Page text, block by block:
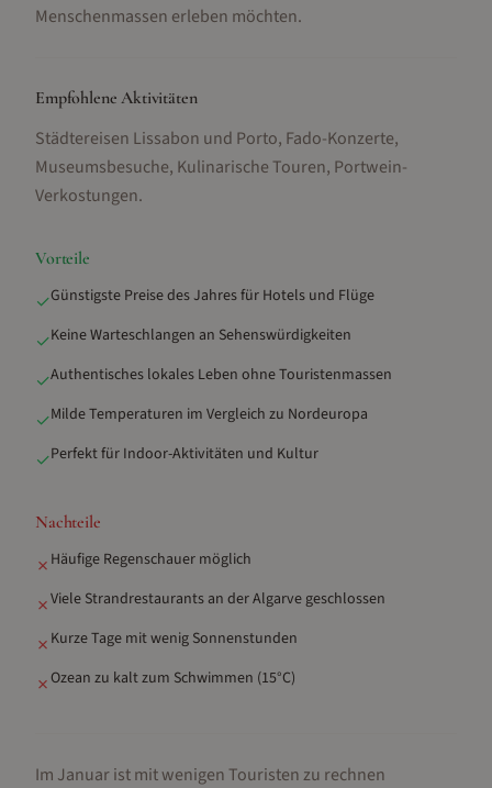
Menschenmassen erleben möchten.
Empfohlene Aktivitäten
Städtereisen Lissabon und Porto, Fado-Konzerte,
Museumsbesuche, Kulinarische Touren, Portwein-
Verkostungen.
Vorteile
✓Günstigste Preise des Jahres für Hotels und Flüge
✓Keine Warteschlangen an Sehenswürdigkeiten
✓Authentisches lokales Leben ohne Touristenmassen
✓Milde Temperaturen im Vergleich zu Nordeuropa
✓Perfekt für Indoor-Aktivitäten und Kultur
Nachteile
✗ Häufige Regenschauer möglich
✗Viele Strandrestaurants an der Algarve geschlossen
✗ Kurze Tage mit wenig Sonnenstunden
✗Ozean zu kalt zum Schwimmen (15°C)
Im Januar ist mit wenigen Touristen zu rechnen